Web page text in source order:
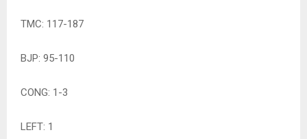
TMC: 117-187
BJP: 95-110
CONG: 1-3
LEFT: 1